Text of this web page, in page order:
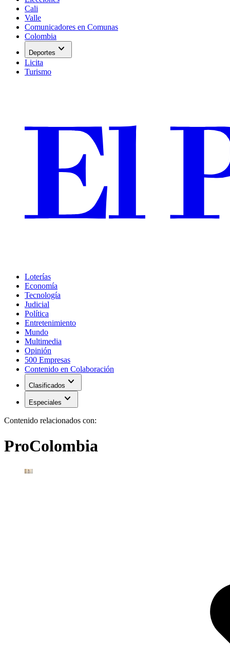
Cali
Valle
Comunicadores en Comunas
Colombia
Deportes expand_more
Licita
Turismo
Loterías
Economía
Tecnología
Judicial
Política
Entretenimiento
Mundo
Multimedia
Opinión
500 Empresas
Contenido en Colaboración
Clasificados expand_more
Especiales expand_more
Contenido relacionados con:
ProColombia